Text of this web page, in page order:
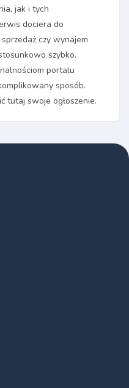
jak i tych
dociera do
czy wynajem
szybko.
portalu
sposób.
tutaj swoje ogłoszenie.